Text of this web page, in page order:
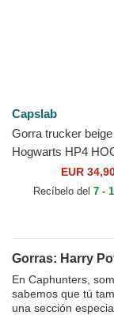
Capslab
Gorra trucker
Hogwarts HP4
Potter de Capslab
EUR
Recíbelo del 7 -
Gorras: Harry
En Caphunters,
sabemos que tú
una sección